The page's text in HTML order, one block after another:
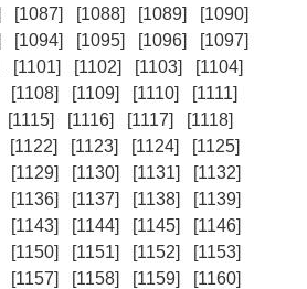
[1087] [1088] [1089]
[1090]
[1094] [1095] [1096]
[1097]
[1101] [1102] [1103]
[1104]
[1108] [1109] [1110]
[1111]
[1115] [1116] [1117]
[1118]
[1122] [1123] [1124]
[1125]
[1129] [1130] [1131]
[1132]
[1136] [1137] [1138]
[1139]
[1143] [1144] [1145]
[1146]
[1150] [1151] [1152]
[1153]
[1157] [1158] [1159]
[1160]